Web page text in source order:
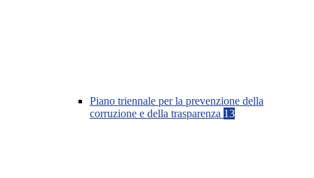
Piano triennale per la prevenzione della
corruzione e della trasparenza 13